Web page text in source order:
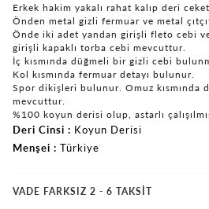
Erkek hakim yakalı rahat kalıp deri ceket.
Önden metal gizli fermuar ve metal
Önde iki adet yandan girişli fleto cebi
girişli kapaklı torba cebi mevcuttur.
İç kısmında düğmeli bir gizli cebi
Kol kısmında fermuar detayı bulunur.
Spor dikişleri bulunur. Omuz kısmında
mevcuttur.
%100 koyun derisi olup, astarlı
Deri Cinsi
Koyun Derisi
Menşei
Türkiye
VADE FARKSIZ 2 - 6 TAKSIT